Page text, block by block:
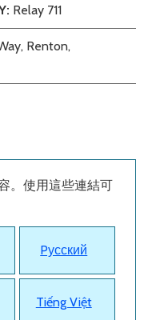
Relay 711
Renton,
。使用這些連結可
Pусский
Tiếng Việt